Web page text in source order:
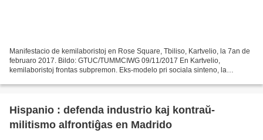
Manifestacio de kemilaboristoj en Rose Square, Tbiliso, Kartvelio, la 7an de
februaro 2017. Bildo: GTUC/TUMMCIWG 09/11/2017 En Kartvelio,
kemilaboristoj frontas subpremon. Eks-modelo pri sociala sinteno, la
Hispanio : defenda industrio kaj kontraŭ-
militismo alfrontiĝas en Madrido